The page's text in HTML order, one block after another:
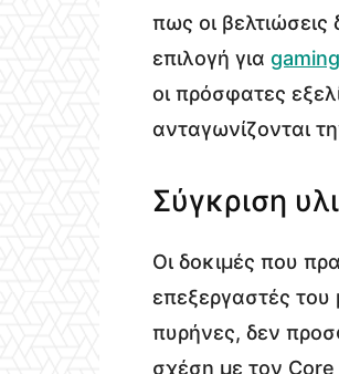
πως οι βελτιώσεις
επιλογή για gaming
οι πρόσφατες
ανταγωνίζονται
Σύγκριση
Οι δοκιμές που
επεξεργαστές
πυρήνες, δεν
σχέση με τον